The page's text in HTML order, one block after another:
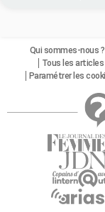
Qui sommes-nous ?
Tous les articles
Paramétrer les